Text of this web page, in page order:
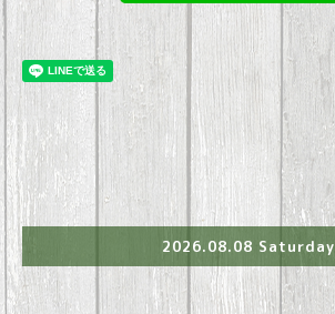
2026.08.08 Saturday